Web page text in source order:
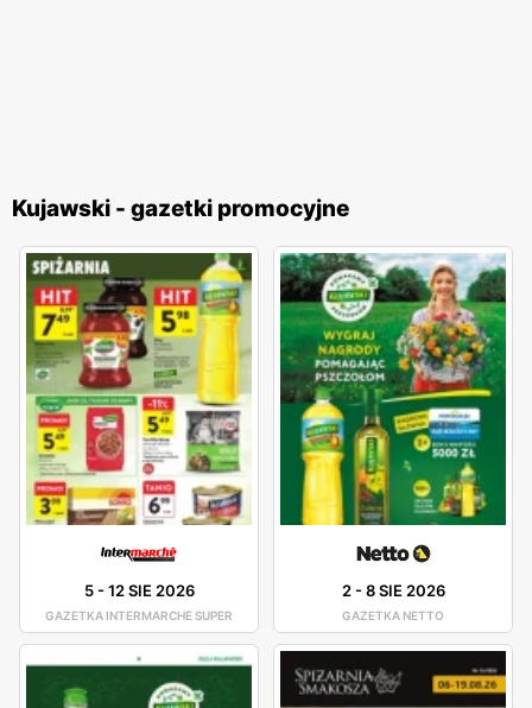
Kujawski - gazetki promocyjne
5-12 SIE 2026
GAZETKA INTERMARCHE SUPER
2-8 SIE 2026
GAZETKA NETTO